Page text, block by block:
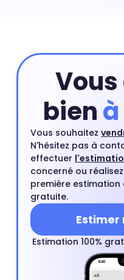
engagement.
Vous
bien
Vous souhaitez
N'hésitez pas à
effectuer
concerné ou
première
gratuite.
Estimer
Estimation 100%